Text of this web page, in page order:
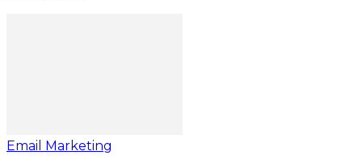
Email Marketing